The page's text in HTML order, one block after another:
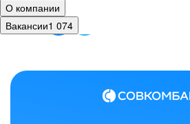
О компании
Вакансии1 074